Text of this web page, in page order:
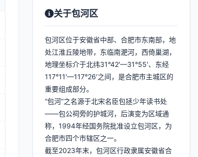
关于包河区
包河区位于安徽省中部、合肥市东南部，地
处江淮丘陵地带，东临南淝河，西倚巢湖，
地理坐标介于北纬31°42′—31°55′、东经
117°11′—117°26′之间，是合肥市主城区的
重要组成部分。
“包河”之名源于北宋名臣包拯少年读书处
——包公祠旁的护城河，后演变为区域通
称，1994年经国务院批准设立包河区，为
合肥市四个市辖区之一。
截至2023年末，包河区行政隶属安徽省合